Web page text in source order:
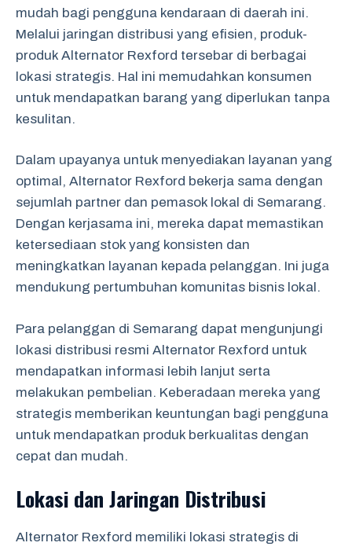
mudah bagi pengguna kendaraan di daerah ini.
Melalui jaringan distribusi yang efisien, produk-
produk Alternator Rexford tersebar di berbagai
lokasi strategis. Hal ini memudahkan konsumen
untuk mendapatkan barang yang diperlukan tanpa
kesulitan.
Dalam upayanya untuk menyediakan layanan yang
optimal, Alternator Rexford bekerja sama dengan
sejumlah partner dan pemasok lokal di Semarang.
Dengan kerjasama ini, mereka dapat memastikan
ketersediaan stok yang konsisten dan
meningkatkan layanan kepada pelanggan. Ini juga
mendukung pertumbuhan komunitas bisnis lokal.
Para pelanggan di Semarang dapat mengunjungi
lokasi distribusi resmi Alternator Rexford untuk
mendapatkan informasi lebih lanjut serta
melakukan pembelian. Keberadaan mereka yang
strategis memberikan keuntungan bagi pengguna
untuk mendapatkan produk berkualitas dengan
cepat dan mudah.
Lokasi dan Jaringan Distribusi
Alternator Rexford memiliki lokasi strategis di